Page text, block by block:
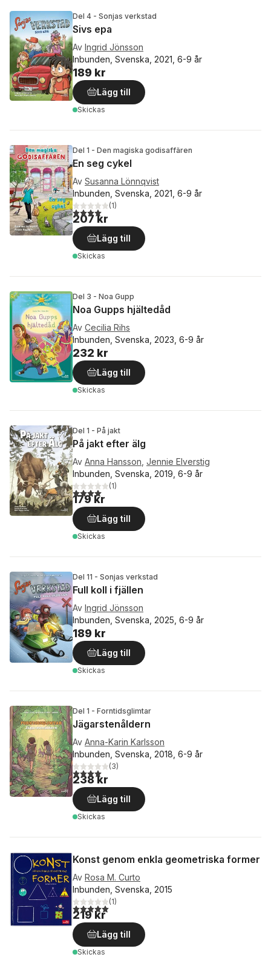
Del 4 - Sonjas verkstad
Sivs epa
Av Ingrid Jönsson
Inbunden, Svenska, 2021, 6-9 år
189 kr
Lägg till
Skickas
Del 1 - Den magiska godisaffären
En seg cykel
Av Susanna Lönnqvist
Inbunden, Svenska, 2021, 6-9 år
4,0utav 5 stjärnor. Totalt antal röster:
(1)
207 kr
Lägg till
Skickas
Del 3 - Noa Gupp
Noa Gupps hjältedåd
Av Cecilia Rihs
Inbunden, Svenska, 2023, 6-9 år
232 kr
Lägg till
Skickas
Del 1 - På jakt
På jakt efter älg
Av Anna Hansson Jennie Elverstig
Inbunden, Svenska, 2019, 6-9 år
4,0utav 5 stjärnor. Totalt antal röster:
(1)
179 kr
Lägg till
Skickas
Del 11 - Sonjas verkstad
Full koll i fjällen
Av Ingrid Jönsson
Inbunden, Svenska, 2025, 6-9 år
189 kr
Lägg till
Skickas
Del 1 - Forntidsglimtar
Jägarstenåldern
Av Anna-Karin Karlsson
Inbunden, Svenska, 2018, 6-9 år
4,0utav 5 stjärnor. Totalt antal röster:
(3)
238 kr
Lägg till
Skickas
Konst genom enkla geometriska former
Av Rosa M. Curto
Inbunden, Svenska, 2015
5,0utav 5 stjärnor. Totalt antal röster:
(1)
219 kr
Lägg till
Skickas